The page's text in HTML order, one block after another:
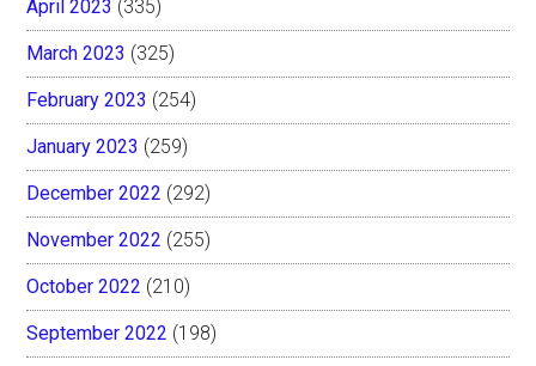
April 2023 (335)
March 2023 (325)
February 2023 (254)
January 2023 (259)
December 2022 (292)
November 2022 (255)
October 2022 (210)
September 2022 (198)